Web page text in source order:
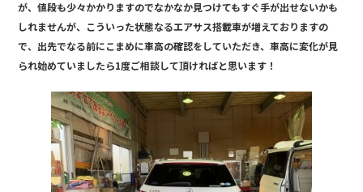
が、値段も少々かかりますのでなかなか見つけてもすぐ手が出せないかも
しれませんが、こういった状態なるエアサス搭載車が増えておりますの
で、出先でなる前にこまめに車高の確認をしていただき、車高に変化が見
られ始めていましたら1度ご相談して頂ければと思います！